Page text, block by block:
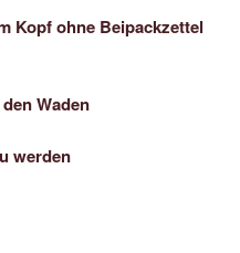
Kopf ohne Beipackzettel
Waden
werden